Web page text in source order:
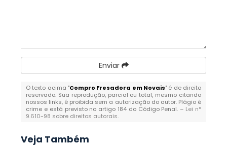
Enviar
O texto acima "Compro Fresadora em Novais" é de direito
reservado. Sua reprodução, parcial ou total, mesmo citando
nossos links, é proibida sem a autorização do autor. Plágio é
crime e está previsto no artigo 184 do Código Penal. – Lei n°
9.610-98 sobre direitos autorais.
Veja Também